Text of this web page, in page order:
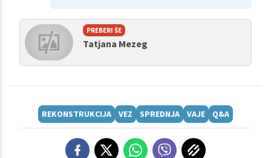
PREBERI ŠE
Tatjana Mezeg
REKONSTRUKCIJA VEZ SPREDNJA VAJE Q&A